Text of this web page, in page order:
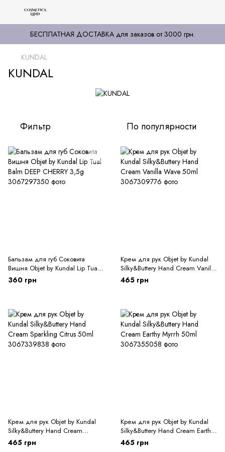
БЕСПЛАТНАЯ ДОСТАВКА для заказов от 3000 грн.
KUNDAL
KUNDAL
Фильтр По популярности
Бальзам для губ Соковита
Вишня Objet by Kundal Lip Tual
Balm DEEP CHERRY 3,5g
360 грн
Крем для рук Objet by Kundal
Silky&Buttery Hand Cream Vanilla
Wave 50ml
465 грн
Крем для рук Objet by Kundal
Silky&Buttery Hand Cream
Sparkling Citrus 50ml
465 грн
Крем для рук Objet by Kundal
Silky&Buttery Hand Cream Earthy
Myrrh 50ml
465 грн